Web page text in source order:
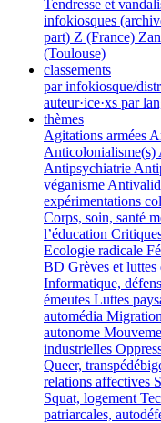
Tendresse et
infokiosques
part) Z (France)
(Toulouse)
classements
par infokiosque/
auteur·ice·xs par
thèmes
Agitations armées
Anticolonialisme(s)
Antipsychiatrie
véganisme
expérimentations
Corps, soin, santé
l’éducation
Ecologie radicale
BD Grèves et luttes
Informatique,
émeutes Luttes
automédia
autonome
industrielles
Queer,
relations affectives
Squat, logement
patriarcales,